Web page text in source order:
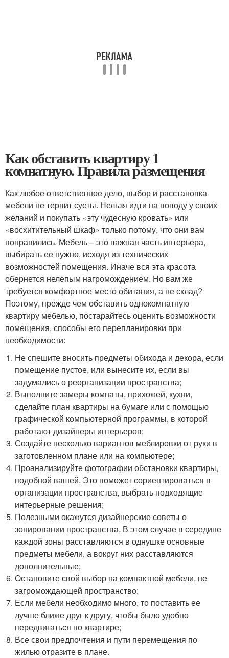
Как обставить квартиру 1
комнатную. Правила размещения
Как любое ответственное дело, выбор и расстановка
мебели не терпит суеты. Нельзя идти на поводу у своих
желаний и покупать «эту чудесную кровать» или
«восхитительный шкаф» только потому, что они вам
понравились. Мебель – это важная часть интерьера,
выбирать ее нужно, исходя из технических
возможностей помещения. Иначе вся эта красота
обернется нелепым нагромождением. Но вам же
требуется комфортное место обитания, а не склад?
Поэтому, прежде чем обставить однокомнатную
квартиру мебелью, постарайтесь оценить возможности
помещения, способы его перепланировки при
необходимости:
Не спешите вносить предметы обихода и декора, если
помещение пустое, или вынесите их, если вы
задумались о реорганизации пространства;
Выполните замеры комнаты, прихожей, кухни,
сделайте план квартиры на бумаге или с помощью
графической компьютерной программы, в которой
работают дизайнеры интерьеров;
Создайте несколько вариантов меблировки от руки в
заготовленном плане или на компьютере;
Проанализируйте фотографии обстановки квартиры,
подобной вашей. Это поможет сориентироваться в
организации пространства, выбрать подходящие
интерьерные решения;
Полезными окажутся дизайнерские советы о
зонировании пространства. В этом случае в середине
каждой зоны расставляются в однушке основные
предметы мебели, а вокруг них расставляются
дополнительные;
Остановите свой выбор на компактной мебели, не
загромождающей пространство;
Если мебели необходимо много, то поставить ее
лучше ближе друг к другу, чтобы было удобно
передвигаться по квартире;
Все свои предпочтения и пути перемещения по
жилью отразите в плане.